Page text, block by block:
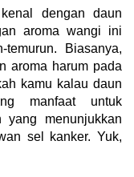
dengan daun
aroma wangi ini
Biasanya,
aroma harum pada
kamu kalau daun
manfaat untuk
yang menunjukkan
sel kanker. Yuk,